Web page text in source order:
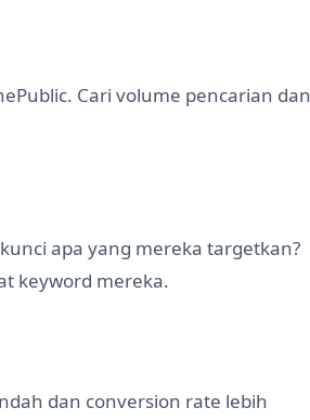
Cari volume pencarian dan
apa yang mereka targetkan?
keyword mereka.
dan conversion rate lebih